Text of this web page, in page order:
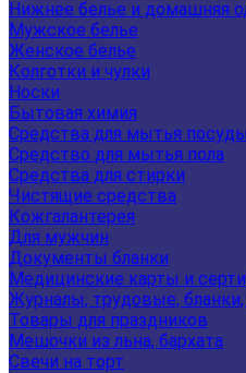
Нижнее белье и домашняя
Мужское белье
Женское белье
Колготки и чулки
Носки
Бытовая химия
Средства для мытья посуды
Средство для мытья пола
Средства для стирки
Чистящие средства
Кожгалантерея
Для мужчин
Документы бланки
Медицинские карты и
Журналы, трудовые,
Товары для праздников
Мешочки из льна, бархата
Свечи на торт